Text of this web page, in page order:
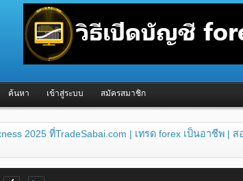
ค้นหา เข้าสู่ระบบ สมัครสมาชิก
2025 ที่TradeSabai.com | เทรด forex เป็นอาชีพ | ส